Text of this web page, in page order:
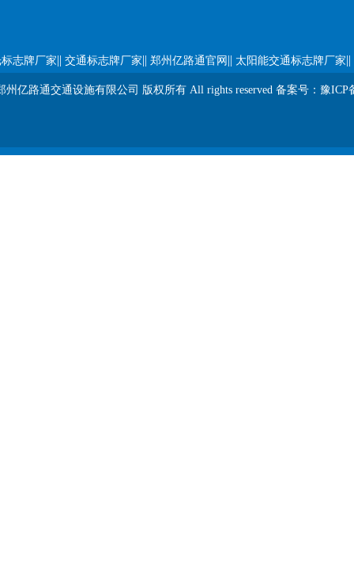
志牌厂家|| 交通标志牌厂家|| 郑州亿路通官网 || 太阳能交通标志牌厂家||
州亿路通交通设施有限公司 版权所有 All rights reserved 备案号： 豫ICP